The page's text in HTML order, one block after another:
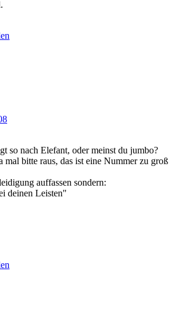
so nach Elefant, oder meinst du jumbo?
mal bitte raus, das ist eine Nummer zu groß
auffassen sondern:
deinen Leisten"